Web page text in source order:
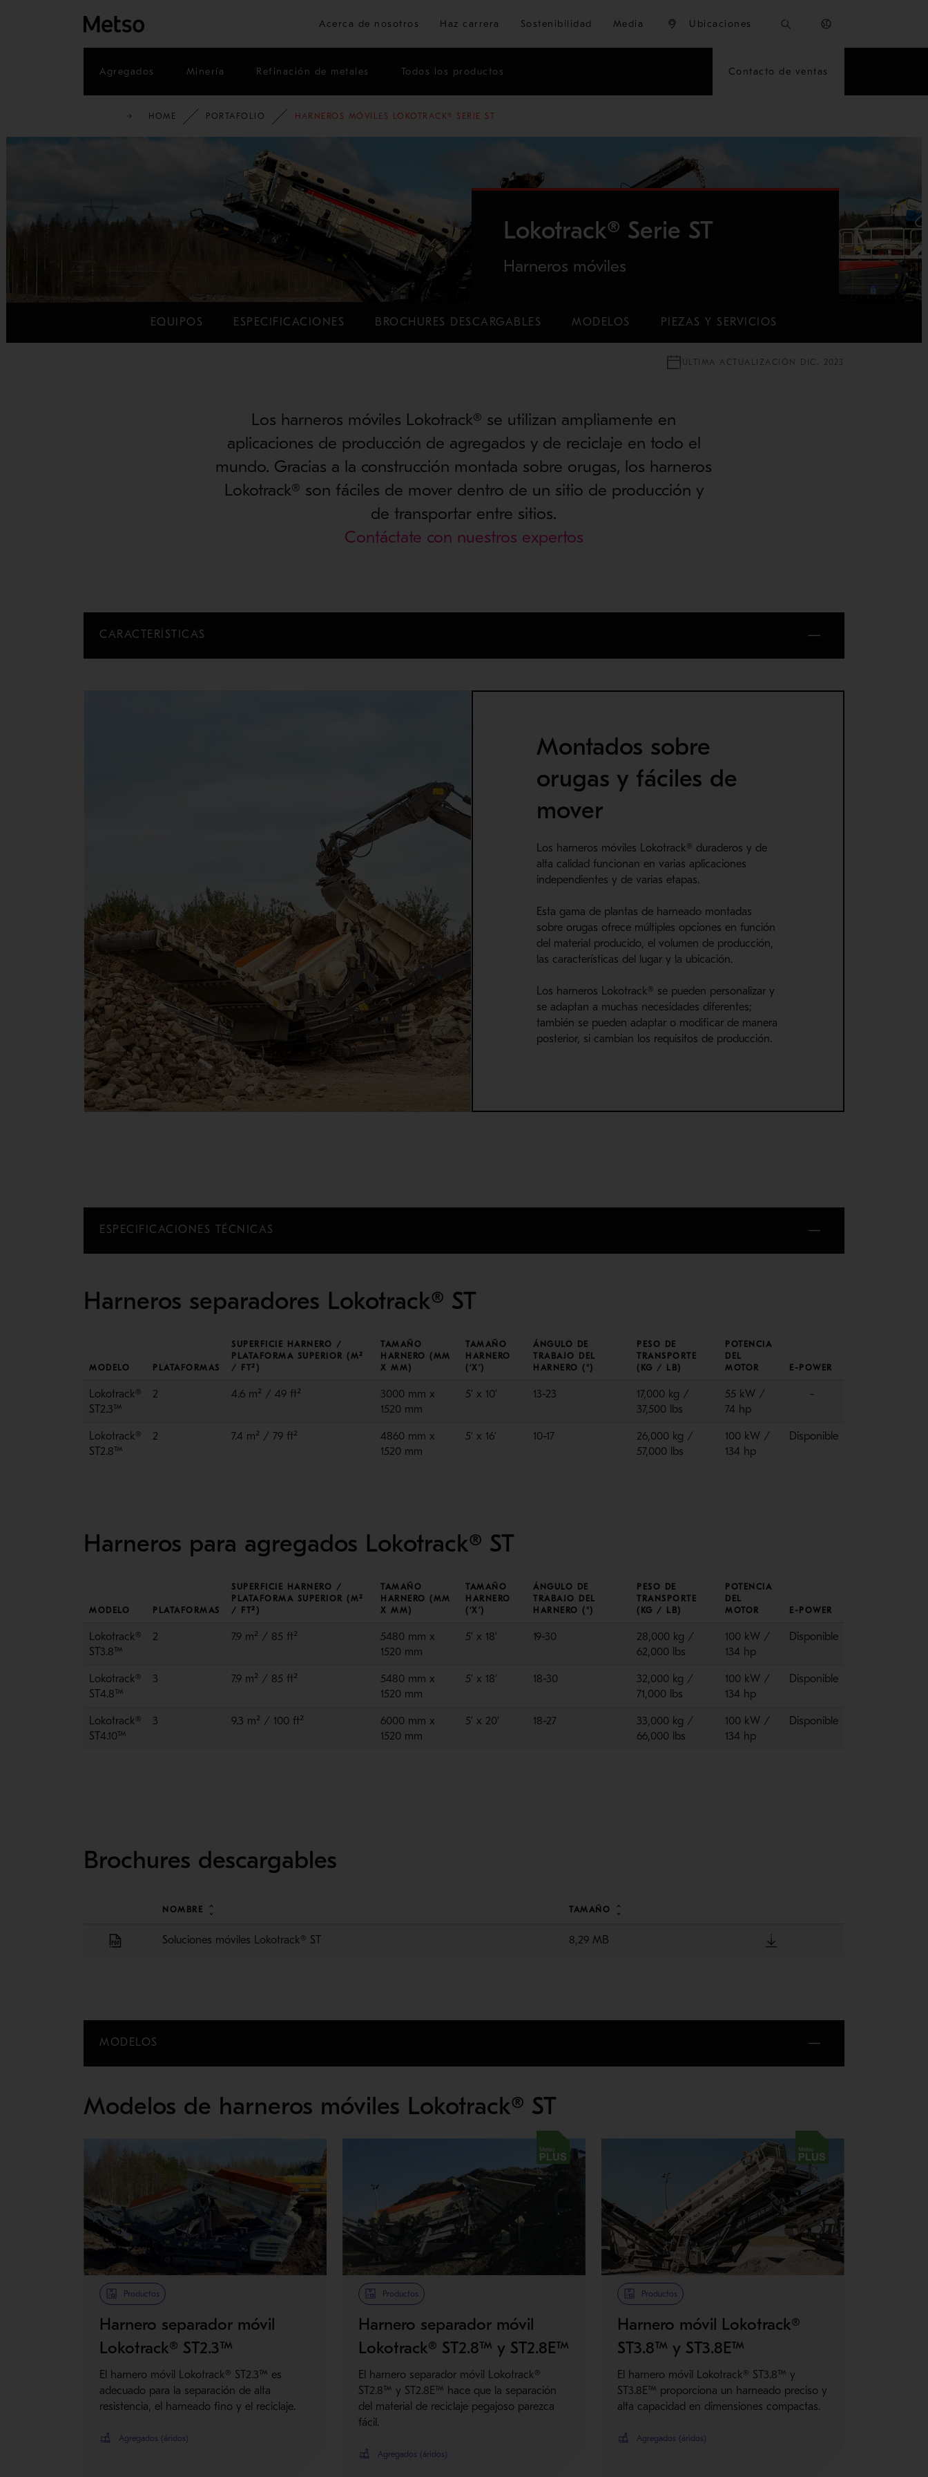
Ir al contenido principal
Acerca de nosotros Haz carrera Sostenibilidad Media Ubicaciones
Agregados Minería Refinación de metales Todos los productos Contacto de ventas
HOME PORTAFOLIO HARNEROS MÓVILES LOKOTRACK® SERIE ST
Lokotrack® Serie ST
Harneros móviles
EQUIPOS ESPECIFICACIONES BROCHURES DESCARGABLES MODELOS PIEZAS Y SERVICIOS
ÚLTIMA ACTUALIZACIÓN DIC. 2023
Los harneros móviles Lokotrack® se utilizan ampliamente en
aplicaciones de producción de agregados y de reciclaje en todo el
mundo. Gracias a la construcción montada sobre orugas, los harneros
Lokotrack® son fáciles de mover dentro de un sitio de producción y
de transportar entre sitios.
Contáctate con nuestros expertos
CARACTERÍSTICAS
Montados sobre
orugas y fáciles de
mover
Los harneros móviles Lokotrack® duraderos y de
alta calidad funcionan en varias aplicaciones
independientes y de varias etapas.
Esta gama de plantas de harneado montadas
sobre orugas ofrece múltiples opciones en función
del material producido, el volumen de producción,
las características del lugar y la ubicación.
Los harneros Lokotrack® se pueden personalizar y
se adaptan a muchas necesidades diferentes;
también se pueden adaptar o modificar de manera
posterior, si cambian los requisitos de producción.
ESPECIFICACIONES TÉCNICAS
Harneros separadores Lokotrack® ST
MODELO PLATAFORMAS
SUPERFICIE HARNERO /
PLATAFORMA SUPERIOR (M²
/ FT²)
TAMAÑO
HARNERO (MM
X MM)
TAMAÑO
HARNERO
(‘X’)
ÁNGULO DE
TRABAJO DEL
HARNERO (°)
PESO DE
TRANSPORTE
(KG / LB)
POTENCIA
DEL
MOTOR
E-POWER
Lokotrack®
ST2.3™
2 4.6 m² / 49 ft²
3000 mm x
1520 mm
5‘ x 10‘ 13-23
17,000 kg /
37,500 lbs
55 kW /
74 hp
-
Lokotrack®
ST2.8™
2 7.4 m² / 79 ft²
4860 mm x
1520 mm
5‘ x 16‘ 10-17
26,000 kg /
57,000 lbs
100 kW /
134 hp
Disponible
Harneros para agregados Lokotrack® ST
MODELO PLATAFORMAS
SUPERFICIE HARNERO /
PLATAFORMA SUPERIOR (M²
/ FT²)
TAMAÑO
HARNERO (MM
X MM)
TAMAÑO
HARNERO
(‘X’)
ÁNGULO DE
TRABAJO DEL
HARNERO (°)
PESO DE
TRANSPORTE
(KG / LB)
POTENCIA
DEL
MOTOR
E-POWER
Lokotrack®
ST3.8™
2 7.9 m² / 85 ft²
5480 mm x
1520 mm
5‘ x 18‘ 19-30
28,000 kg /
62,000 lbs
100 kW /
134 hp
Disponible
Lokotrack®
ST4.8™
3 7.9 m² / 85 ft²
5480 mm x
1520 mm
5‘ x 18‘ 18-30
32,000 kg /
71,000 lbs
100 kW /
134 hp
Disponible
Lokotrack®
ST4.10™
3 9.3 m² / 100 ft²
6000 mm x
1520 mm
5‘ x 20‘ 18-27
33,000 kg /
66,000 lbs
100 kW /
134 hp
Disponible
Brochures descargables
NOMBRE TAMAÑO
Soluciones móviles Lokotrack® ST 8,29 MB
MODELOS
Modelos de harneros móviles Lokotrack® ST
Productos
Harnero separador móvil
Lokotrack® ST2.3™
El harnero móvil Lokotrack® ST2.3™ es
adecuado para la separación de alta
resistencia, el harneado fino y el reciclaje.
Agregados (áridos)
Metso Plus
Productos
Harnero separador móvil
Lokotrack® ST2.8™ y ST2.8E™
El harnero separador móvil Lokotrack®
ST2.8™ y ST2.8E™ hace que la separación
del material de reciclaje pegajoso parezca
fácil.
Agregados (áridos)
Metso Plus
Productos
Harnero móvil Lokotrack®
ST3.8™ y ST3.8E™
El harnero móvil Lokotrack® ST3.8™ y
ST3.8E™ proporciona un harneado preciso y
alta capacidad en dimensiones compactas.
Agregados (áridos)